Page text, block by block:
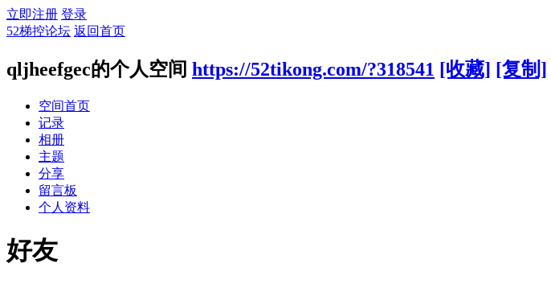
立即注册 登录
52梯控论坛 返回首页
qljheefgec的个人空间 https://52tikong.com/?318541 [收藏] [复制]
空间首页
记录
相册
主题
分享
留言板
个人资料
好友